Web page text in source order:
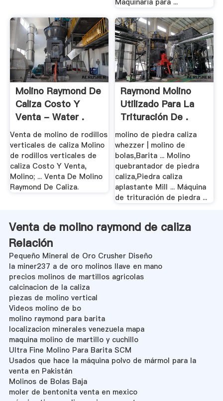
Molino Raymond De
Caliza Costo Y
Venta - Water .
Venta de molino de rodillos
verticales de caliza Molino
de rodillos verticales de
caliza Costo Y Venta,
Molino; ... Venta De Molino
Raymond De Caliza.
Raymond Molino
Utilizado Para La
Trituración De .
molino de piedra caliza
whezzer | molino de
bolas,Barita ... Molino
quebrantador de piedra
caliza,Piedra caliza
aplastante Mill ... Máquina
de trituración de piedra ...
Venta de molino raymond de caliza
Relación
Pequeño Mineral de Oro Crusher Diseño
la miner237 a de oro molinos llave en mano
precios molinos de martillos agricolas
calcinacion de la caliza
piezas de molino vertical
Videos molino de bo
molino raymond para barita
localizacion minerales venezuela mapa
maquina molino de martillo y cuchillo
Ultra Fine Molino Para Barita SCM
Usados que hace la máquina polvo de mármol para la
venta en Pakistán
Molinos de Bolas Baja
moler de bentonita venta en mexico